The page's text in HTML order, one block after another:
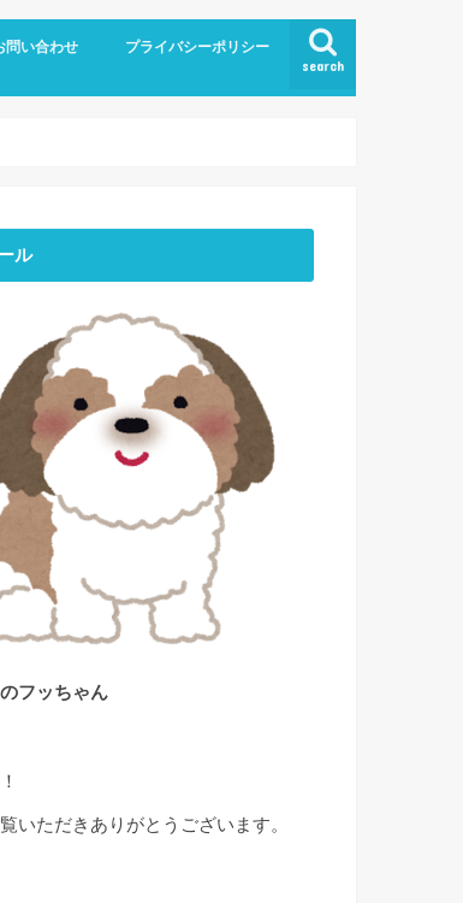
search
問い合わせ プライバシーポリシー
ル
フッちゃん
いただきありがとうございます。